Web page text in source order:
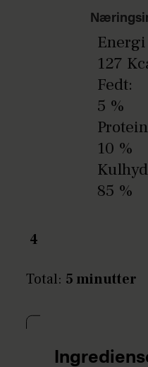
127
Fedt:
5 %
10 %
85 %
4
Total: 5 minutter